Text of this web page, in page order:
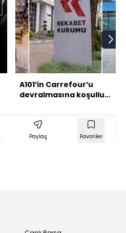
A101’in Carrefour’u
devralmasına koşullu
Paylaş Favoriler